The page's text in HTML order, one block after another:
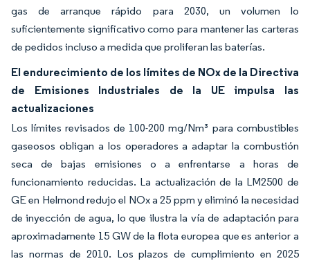
gas de arranque rápido para 2030, un volumen lo
suficientemente significativo como para mantener las carteras
de pedidos incluso a medida que proliferan las baterías.
El endurecimiento de los límites de NOx de la Directiva
de Emisiones Industriales de la UE impulsa las
actualizaciones
Los límites revisados de 100-200 mg/Nm³ para combustibles
gaseosos obligan a los operadores a adaptar la combustión
seca de bajas emisiones o a enfrentarse a horas de
funcionamiento reducidas. La actualización de la LM2500 de
GE en Helmond redujo el NOx a 25 ppm y eliminó la necesidad
de inyección de agua, lo que ilustra la vía de adaptación para
aproximadamente 15 GW de la flota europea que es anterior a
las normas de 2010. Los plazos de cumplimiento en 2025